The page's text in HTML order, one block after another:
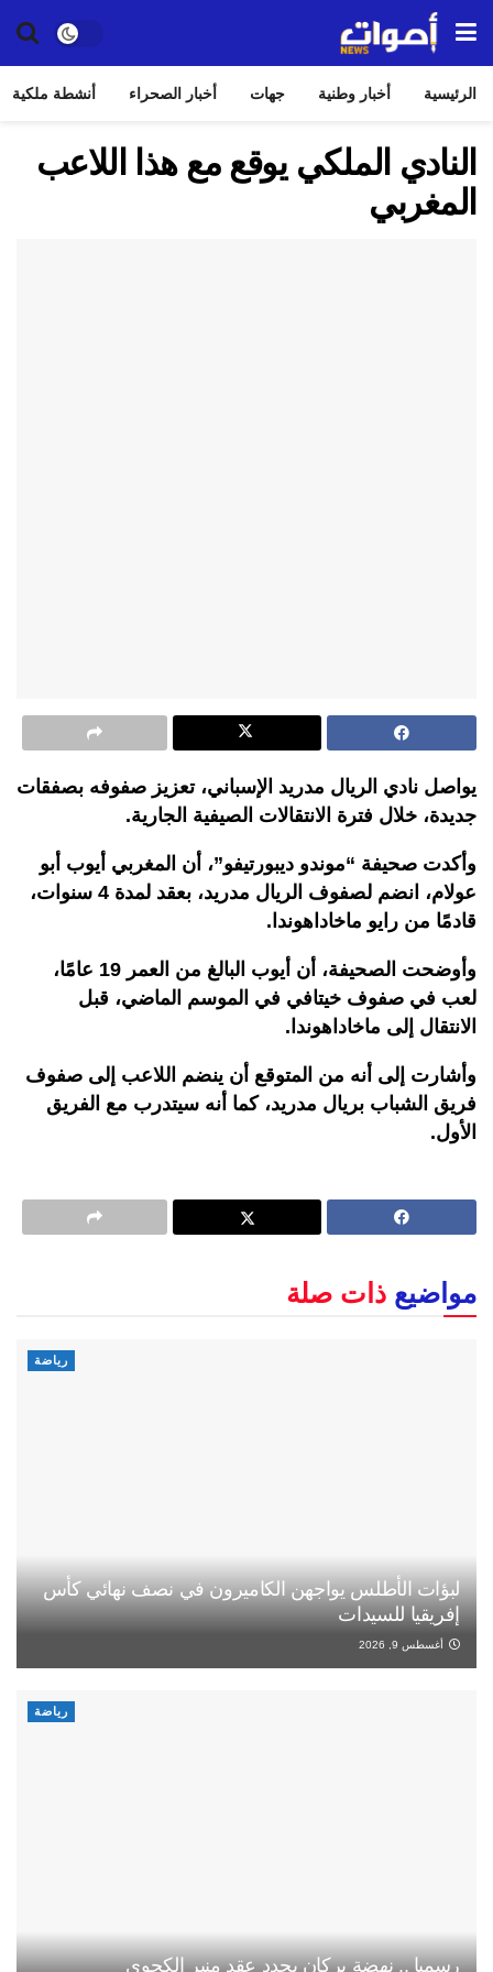
الرئيسية أخبار وطنية جهات أخبار الصحراء أنشطة ملكية
النادي الملكي يوقع مع هذا اللاعب
المغربي
يواصل نادي الريال مدريد الإسباني، تعزيز صفوفه بصفقات
جديدة، خلال فترة الانتقالات الصيفية الجارية.
وأكدت صحيفة “موندو ديبورتيفو”، أن المغربي أيوب أبو
عولام، انضم لصفوف الريال مدريد، بعقد لمدة 4 سنوات،
قادمًا من رايو ماخاداهوندا.
وأوضحت الصحيفة، أن أيوب البالغ من العمر 19 عامًا،
لعب في صفوف خيتافي في الموسم الماضي، قبل
الانتقال إلى ماخاداهوندا.
وأشارت إلى أنه من المتوقع أن ينضم اللاعب إلى صفوف
فريق الشباب بريال مدريد، كما أنه سيتدرب مع الفريق
الأول.
مواضيع ذات صلة
رياضة
لبؤات الأطلس يواجهن الكاميرون في نصف نهائي كأس
إفريقيا للسيدات
أغسطس 9, 2026
رياضة
رسميا .. نهضة بركان يجدد عقد منير الكجوي